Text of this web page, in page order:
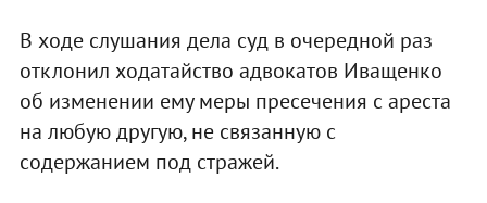
В ходе слушания дела суд в очередной раз
отклонил ходатайство адвокатов Иващенко
об изменении ему меры пресечения с ареста
на любую другую, не связанную с
содержанием под стражей.